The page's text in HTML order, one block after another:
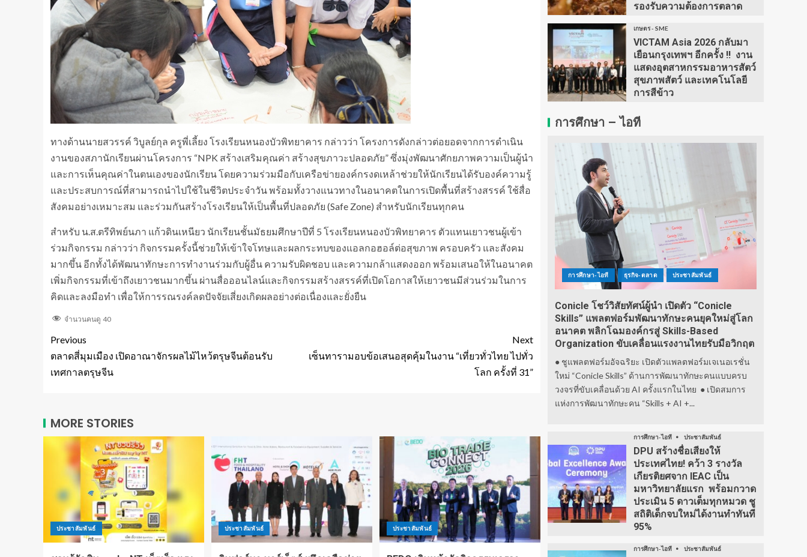
ทางด้านนายสวรรค์ วิบูลย์กุล ครูพี่เลี้ยง โรงเรียนหนองบัวพิทยาคาร กล่าวว่า โครงการดังกล่าวต่อยอดจากการดำเนิน
งานของสภานักเรียนผ่านโครงการ “NPK สร้างเสริมคุณค่า สร้างสุขภาวะปลอดภัย” ซึ่งมุ่งพัฒนาศักยภาพความเป็นผู้นำ
และการเห็นคุณค่าในตนเองของนักเรียน โดยความร่วมมือกับเครือข่ายองค์กรงดเหล้าช่วยให้นักเรียนได้รับองค์ความรู้
และประสบการณ์ที่สามารถนำไปใช้ในชีวิตประจำวัน พร้อมทั้งวางแนวทางในอนาคตในการเปิดพื้นที่สร้างสรรค์ ใช้สื่อ
สังคมอย่างเหมาะสม และร่วมกันสร้างโรงเรียนให้เป็นพื้นที่ปลอดภัย (Safe Zone) สำหรับนักเรียนทุกคน
สำหรับ น.ส.ตรีทิพย์นภา แก้วดินเหนียว นักเรียนชั้นมัธยมศึกษาปีที่ 5 โรงเรียนหนองบัวพิทยาคาร ตัวแทนเยาวชนผู้เข้า
ร่วมกิจกรรม กล่าวว่า กิจกรรมครั้งนี้ช่วยให้เข้าใจโทษและผลกระทบของแอลกอฮอล์ต่อสุขภาพ ครอบครัว และสังคม
มากขึ้น อีกทั้งได้พัฒนาทักษะการทำงานร่วมกับผู้อื่น ความรับผิดชอบ และความกล้าแสดงออก พร้อมเสนอให้ในอนาคต
เพิ่มกิจกรรมที่เข้าถึงเยาวชนมากขึ้น ผ่านสื่อออนไลน์และกิจกรรมสร้างสรรค์ที่เปิดโอกาสให้เยาวชนมีส่วนร่วมในการ
คิดและลงมือทำ เพื่อให้การรณรงค์ลดปัจจัยเสี่ยงเกิดผลอย่างต่อเนื่องและยั่งยืน
จำนวนคนดู 40
Previous
ตลาดสี่มุมเมือง เปิดอาณาจักรผลไม้ไหว้ตรุษจีนต้อนรับ
เทศกาลตรุษจีน
Next
เซ็นทารามอบข้อเสนอสุดคุ้มในงาน “เที่ยวทั่วไทย ไปทั่ว
โลก ครั้งที่ 31”
MORE STORIES
ประชาสัมพันธ์ ประชาสัมพันธ์ ประชาสัมพันธ์
รองรับความต้องการตลาด
เกษตร - SME
VICTAM Asia 2026 กลับมา
เยือนกรุงเทพฯ อีกครั้ง !! งาน
แสดงอุตสาหกรรมอาหารสัตว์
สุขภาพสัตว์ และเทคโนโลยี
การสีข้าว
การศึกษา – ไอที
การศึกษา-ไอที ธุรกิจ-ตลาด ประชาสัมพันธ์
Conicle โชว์วิสัยทัศน์ผู้นำ เปิดตัว “Conicle
Skills” แพลตฟอร์มพัฒนาทักษะคนยุคใหม่สู่โลก
อนาคต พลิกโฉมองค์กรสู่ Skills-Based
Organization ขับเคลื่อนแรงงานไทยรับมือวิกฤต
● ชูแพลตฟอร์มอัจฉริยะ เปิดตัวแพลตฟอร์มเจเนอเรชั่น
ใหม่ “Conicle Skills” ด้านการพัฒนาทักษะคนแบบครบ
วงจรที่ขับเคลื่อนด้วย AI ครั้งแรกในไทย ● เปิดสมการ
แห่งการพัฒนาทักษะคน “Skills + AI +...
การศึกษา-ไอที ประชาสัมพันธ์
DPU สร้างชื่อเสียงให้
ประเทศไทย! คว้า 3 รางวัล
เกียรติยศจาก IEAC เป็น
มหาวิทยาลัยแรก พร้อมกวาด
ประเมิน 5 ดาวเต็มทุกหมวด ชู
สถิติเด็กจบใหม่ได้งานทำทันที
95%
การศึกษา-ไอที ประชาสัมพันธ์